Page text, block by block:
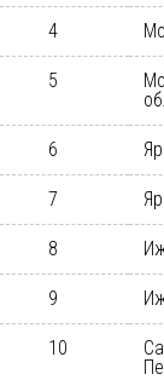
4
5
6
7
8
9
10